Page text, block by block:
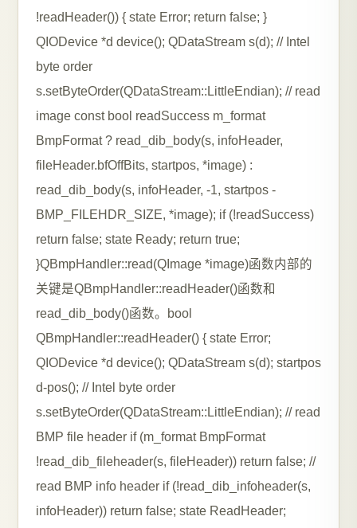
!readHeader()) { state Error; return false; }
QIODevice *d device(); QDataStream s(d); // Intel
byte order
s.setByteOrder(QDataStream::LittleEndian); // read
image const bool readSuccess m_format
BmpFormat ? read_dib_body(s, infoHeader,
fileHeader.bfOffBits, startpos, *image) :
read_dib_body(s, infoHeader, -1, startpos -
BMP_FILEHDR_SIZE, *image); if (!readSuccess)
return false; state Ready; return true;
}QBmpHandler::read(QImage *image)函数内部的
关键是QBmpHandler::readHeader()函数和
read_dib_body()函数。bool
QBmpHandler::readHeader() { state Error;
QIODevice *d device(); QDataStream s(d); startpos
d-pos(); // Intel byte order
s.setByteOrder(QDataStream::LittleEndian); // read
BMP file header if (m_format BmpFormat
!read_dib_fileheader(s, fileHeader)) return false; //
read BMP info header if (!read_dib_infoheader(s,
infoHeader)) return false; state ReadHeader;